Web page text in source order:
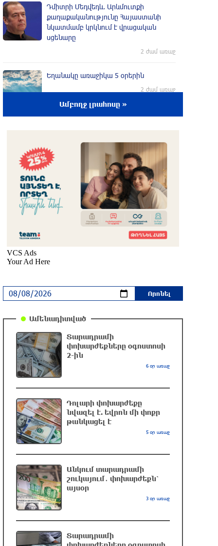
Դմիտրի Մեդվեդև. Արևմուտքի
քաղաքականությունը Հայաստանի
նկատմամբ կրկնում է վրացական
սցենարը
2 ժամ առաջ
Եղանակը առաջիկա 5 օրերին
2 ժամ առաջ
2 ժամ առաջ
Խաղաղությունն անհնար է առանց ՀՀ
ինքնիշխան տարածքից
ադրբեջանական զինվшծ ուժերի
դուրսբերման․ Իշխան Սաղաթելյան
բժշկին և վարորդին
մեկ քայլը պետք է լիներ մեր բոլոր
Իրանի ԱԳ նախարարը հարևան
մահմեդական երկրներին «իսկական
68 տարեկանում կյանքից հեռացել է
Լիոնել Մեսսիի հայրը
ՀՕՊ-ն առավոտյան խnցել է 83
անօդաչու թռչող սարք. ՌԴ ՊՆ
մեկ ժամ առաջ
Հրազդանում բացվել է Firebird AI
ընկերության «ԱԲ գործարանը».
Ամբողջ լրահոսը »
Ամենադիտված
Տարադրամի
փոխարժեքները օգոստոսի
2-ին
6 օր առաջ
Դոլարի փոխարժեքը
նվազել է. եվրոն մի փոքր
թանկացել է
5 օր առաջ
Անկում տարադրամի
շուկայում․ փոխարժեքն՝
այսօր
3 օր առաջ
Տարադրամի